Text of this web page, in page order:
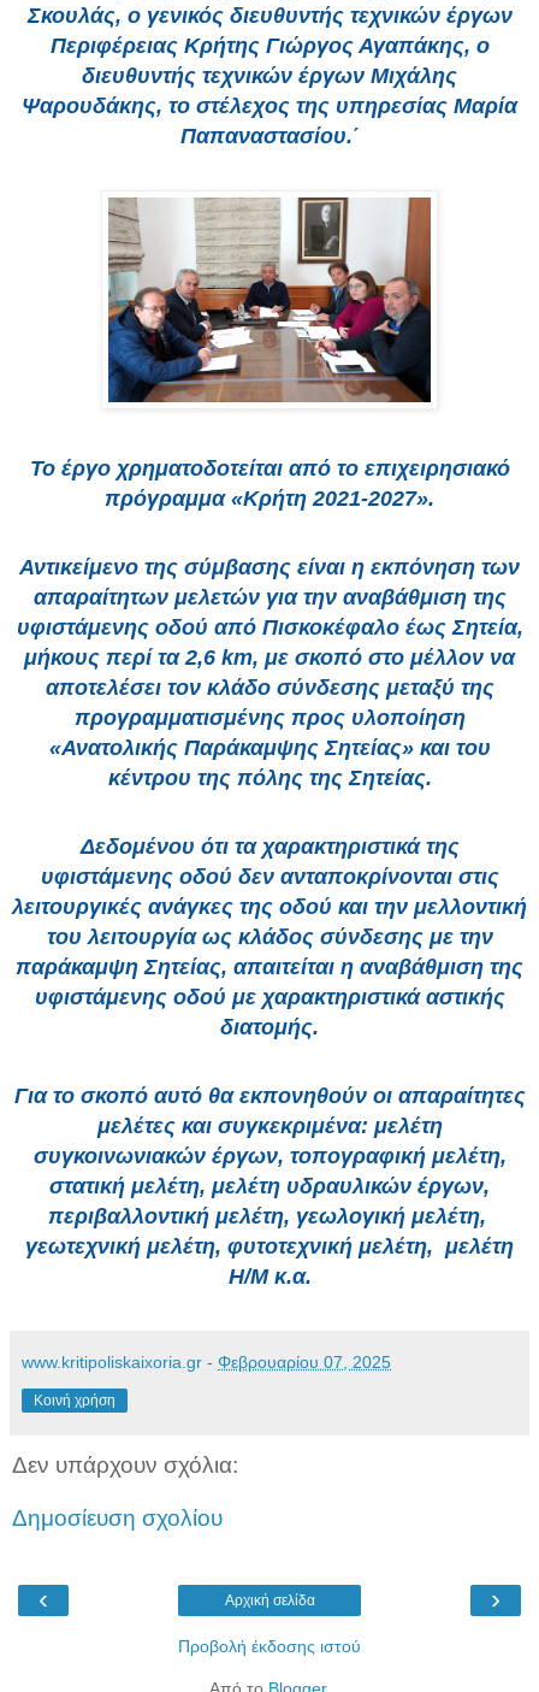
Σκουλάς, ο γενικός διευθυντής τεχνικών έργων
Περιφέρειας Κρήτης Γιώργος Αγαπάκης, ο
διευθυντής τεχνικών έργων Μιχάλης
Ψαρουδάκης, το στέλεχος της υπηρεσίας Μαρία
Παπαναστασίου.΄
Το έργο χρηματοδοτείται από το επιχειρησιακό
πρόγραμμα «Κρήτη 2021-2027».
Αντικείμενο της σύμβασης είναι η εκπόνηση των
απαραίτητων μελετών για την αναβάθμιση της
υφιστάμενης οδού από Πισκοκέφαλο έως Σητεία,
μήκους περί τα 2,6 km, με σκοπό στο μέλλον να
αποτελέσει τον κλάδο σύνδεσης μεταξύ της
προγραμματισμένης προς υλοποίηση
«Ανατολικής Παράκαμψης Σητείας» και του
κέντρου της πόλης της Σητείας.
Δεδομένου ότι τα χαρακτηριστικά της
υφιστάμενης οδού δεν ανταποκρίνονται στις
λειτουργικές ανάγκες της οδού και την μελλοντική
του λειτουργία ως κλάδος σύνδεσης με την
παράκαμψη Σητείας, απαιτείται η αναβάθμιση της
υφιστάμενης οδού με χαρακτηριστικά αστικής
διατομής.
Για το σκοπό αυτό θα εκπονηθούν οι απαραίτητες
μελέτες και συγκεκριμένα: μελέτη
συγκοινωνιακών έργων, τοπογραφική μελέτη,
στατική μελέτη, μελέτη υδραυλικών έργων,
περιβαλλοντική μελέτη, γεωλογική μελέτη,
γεωτεχνική μελέτη, φυτοτεχνική μελέτη, μελέτη
Η/Μ κ.α.
www.kritipoliskaixoria.gr - Φεβρουαρίου 07, 2025
Κοινή χρήση
Δεν υπάρχουν σχόλια:
Δημοσίευση σχολίου
‹ ›
Αρχική σελίδα
Προβολή έκδοσης ιστού